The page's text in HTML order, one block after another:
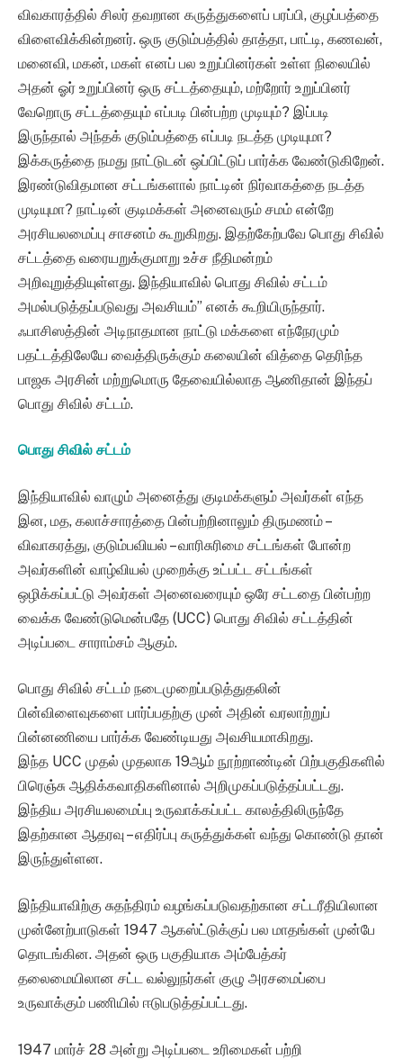
விவகாரத்தில் சிலர் தவறான கருத்துகளைப் பரப்பி, குழப்பத்தை
விளைவிக்கின்றனர். ஒரு குடும்பத்தில் தாத்தா, பாட்டி, கணவன்,
மனைவி, மகன், மகள் எனப் பல உறுப்பினர்கள் உள்ள நிலையில்
அதன் ஓர் உறுப்பினர் ஒரு சட்டத்தையும், மற்றோர் உறுப்பினர்
வேறொரு சட்டத்தையும் எப்படி பின்பற்ற முடியும்? இப்படி
இருந்தால் அந்தக் குடும்பத்தை எப்படி நடத்த முடியுமா?
இக்கருத்தை நமது நாட்டுடன் ஒப்பிட்டுப் பார்க்க வேண்டுகிறேன்.
இரண்டுவிதமான சட்டங்களால் நாட்டின் நிர்வாகத்தை நடத்த
முடியுமா? நாட்டின் குடிமக்கள் அனைவரும் சமம் என்றே
அரசியலமைப்பு சாசனம் கூறுகிறது. இதற்கேற்பவே பொது சிவில்
சட்டத்தை வரையறுக்குமாறு உச்ச நீதிமன்றம்
அறிவுறுத்தியுள்ளது. இந்தியாவில் பொது சிவில் சட்டம்
அமல்படுத்தப்படுவது அவசியம்” எனக் கூறியிருந்தார்.
ஃபாசிஸத்தின் அடிநாதமான நாட்டு மக்களை எந்நேரமும்
பதட்டத்திலேயே வைத்திருக்கும் கலையின் வித்தை தெரிந்த
பாஜக அரசின் மற்றுமொரு தேவையில்லாத ஆணிதான் இந்தப்
பொது சிவில் சட்டம்.
பொது சிவில் சட்டம்
இந்தியாவில் வாழும் அனைத்து குடிமக்களும் அவர்கள் எந்த
இன, மத, கலாச்சாரத்தை பின்பற்றினாலும் திருமணம் –
விவாகரத்து, குடும்பவியல் – வாரிசுரிமை சட்டங்கள் போன்ற
அவர்களின் வாழ்வியல் முறைக்கு உட்பட்ட சட்டங்கள்
ஒழிக்கப்பட்டு அவர்கள் அனைவரையும் ஒரே சட்டதை பின்பற்ற
வைக்க வேண்டுமென்பதே (UCC) பொது சிவில் சட்டத்தின்
அடிப்படை சாராம்சம் ஆகும்.
பொது சிவில் சட்டம் நடைமுறைப்படுத்துதலின்
பின்விளைவுகளை பார்ப்பதற்கு முன் அதின் வரலாற்றுப்
பின்னணியை பார்க்க வேண்டியது அவசியமாகிறது.
இந்த UCC முதல் முதலாக 19ஆம் நூற்றாண்டின் பிற்பகுதிகளில்
பிரெஞ்சு ஆதிக்கவாதிகளினால் அறிமுகப்படுத்தப்பட்டது.
இந்திய அரசியலமைப்பு உருவாக்கப்பட்ட காலத்திலிருந்தே
இதற்கான ஆதரவு – எதிர்ப்பு கருத்துக்கள் வந்து கொண்டு தான்
இருந்துள்ளன.
இந்தியாவிற்கு சுதந்திரம் வழங்கப்படுவதற்கான சட்டரீதியிலான
முன்னேற்பாடுகள் 1947 ஆகஸ்ட்டுக்குப் பல மாதங்கள் முன்பே
தொடங்கின. அதன் ஒரு பகுதியாக அம்பேத்கர்
தலைமையிலான சட்ட வல்லுநர்கள் குழு அரசமைப்பை
உருவாக்கும் பணியில் ஈடுபடுத்தப்பட்டது.
1947 மார்ச் 28 அன்று அடிப்படை உரிமைகள் பற்றி